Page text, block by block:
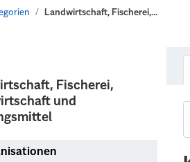
Landwirtschaft, Fischerei,...
Fischerei,
und